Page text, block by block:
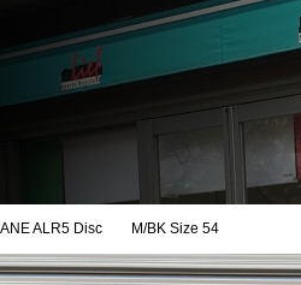
ALR5 Disc M/BK Size 54